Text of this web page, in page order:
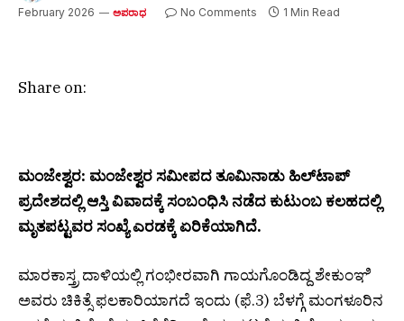
February 2026
ಅಪರಾಧ No Comments 1 Min Read
Share on:
ಮಂಜೇಶ್ವರ: ಮಂಜೇಶ್ವರ ಸಮೀಪದ ತೂಮಿನಾಡು ಹಿಲ್‌ಟಾಪ್
ಪ್ರದೇಶದಲ್ಲಿ ಆಸ್ತಿ ವಿವಾದಕ್ಕೆ ಸಂಬಂಧಿಸಿ ನಡೆದ ಕುಟುಂಬ ಕಲಹದಲ್ಲಿ
ಮೃತಪಟ್ಟವರ ಸಂಖ್ಯೆ ಎರಡಕ್ಕೆ ಏರಿಕೆಯಾಗಿದೆ.
ಮಾರಕಾಸ್ತ್ರ ದಾಳಿಯಲ್ಲಿ ಗಂಭೀರವಾಗಿ ಗಾಯಗೊಂಡಿದ್ದ ಶೇಕುಂಞಿ
ಅವರು ಚಿಕಿತ್ಸೆ ಫಲಕಾರಿಯಾಗದೆ ಇಂದು (ಫೆ.3) ಬೆಳಗ್ಗೆ ಮಂಗಳೂರಿನ